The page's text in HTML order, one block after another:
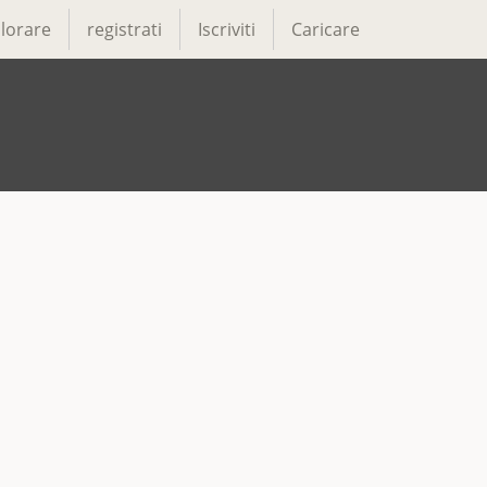
registrati Iscriviti Caricare